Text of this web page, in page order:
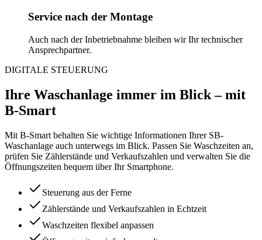
Service nach der Montage
Auch nach der Inbetriebnahme bleiben wir Ihr technischer
Ansprechpartner.
DIGITALE STEUERUNG
Ihre Waschanlage immer im Blick – mit
B-Smart
Mit B-Smart behalten Sie wichtige Informationen Ihrer SB-
Waschanlage auch unterwegs im Blick. Passen Sie Waschzeiten an,
prüfen Sie Zählerstände und Verkaufszahlen und verwalten Sie die
Öffnungszeiten bequem über Ihr Smartphone.
Steuerung aus der Ferne
Zählerstände und Verkaufszahlen in Echtzeit
Waschzeiten flexibel anpassen